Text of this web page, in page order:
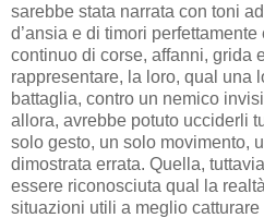
sarebbe stata narrata con toni
d’ansia e di timori
continuo di corse, affanni, grida
rappresentare, la loro, qual una
battaglia, contro un nemico
allora, avrebbe potuto ucciderli
solo gesto, un solo movimento,
dimostrata errata. Quella,
essere riconosciuta qual la
situazioni utili a meglio catturare